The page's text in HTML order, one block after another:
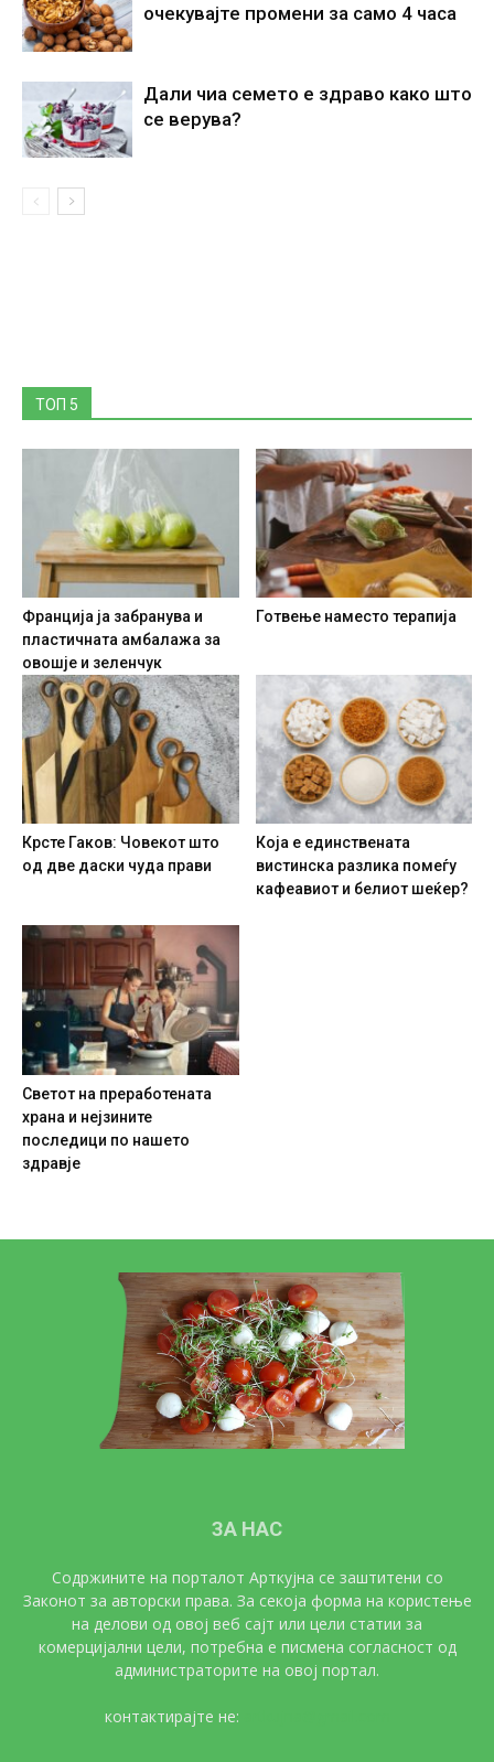
очекувајте промени за само 4 часа
Дали чиа семето е здраво како што
се верува?
ТОП 5
Франција ја забранува и
пластичната амбалажа за
овошје и зеленчук
Готвење наместо терапија
Крсте Гаков: Човекот што
од две даски чуда прави
Која е единствената
вистинска разлика помеѓу
кафеавиот и белиот шеќер?
Светот на преработената
храна и нејзините
последици по нашето
здравје
ЗА НАС
Содржините на порталот Арткујна се заштитени со
Законот за авторски права. За секоја форма на користење
на делови од овој веб сајт или цели статии за
комерцијални цели, потребна е писмена согласност од
администраторите на овој портал.
контактирајте не: